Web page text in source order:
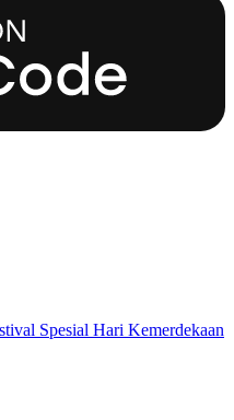
Spesial Hari Kemerdekaan